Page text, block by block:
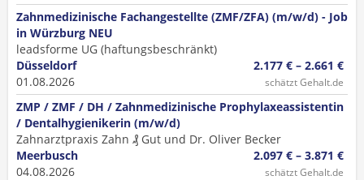
Zahnmedizinische Fachangestellte (ZMF/ZFA) (m/w/d) - Job
in Würzburg NEU
leadsforme UG (haftungsbeschränkt)
Düsseldorf
01.08.2026
2.177 € – 2.661 €
schätzt Gehalt.de
ZMP / ZMF / DH / Zahnmedizinische Prophylaxeassistentin
/ Dentalhygienikerin (m/w/d)
Zahnarztpraxis Zahn ₰ Gut und Dr. Oliver Becker
Meerbusch
04.08.2026
2.097 € – 3.871 €
schätzt Gehalt.de